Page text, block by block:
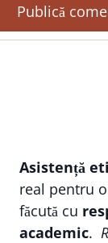
Asistență
real pentru o
făcută cu
academic.